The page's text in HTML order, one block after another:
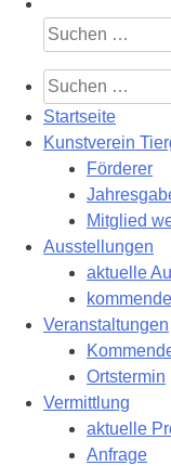
Suchen
nach:
Suchen
nach:
Startseite
Kunstverein
Förderer
Mitglied
Ausstellungen
aktuelle
Veranstaltungen
Ortstermin
Vermittlung
aktuelle
Anfrage